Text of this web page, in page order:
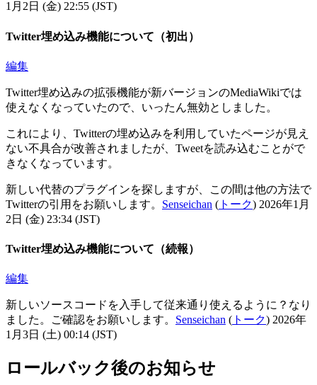
1月2日 (金) 22:55 (JST)
Twitter埋め込み機能について（初出）
編集
Twitter埋め込みの拡張機能が新バージョンのMediaWikiでは
使えなくなっていたので、いったん無効としました。
これにより、Twitterの埋め込みを利用していたページが見え
ない不具合が改善されましたが、Tweetを読み込むことがで
きなくなっています。
新しい代替のプラグインを探しますが、この間は他の方法で
Twitterの引用をお願いします。 Senseichan ( トーク) 2026年1月
2日 (金) 23:34 (JST)
Twitter埋め込み機能について（続報）
編集
新しいソースコードを入手して従来通り使えるように？なり
ました。ご確認をお願いします。 Senseichan ( トーク) 2026年
1月3日 (土) 00:14 (JST)
ロールバック後のお知らせ